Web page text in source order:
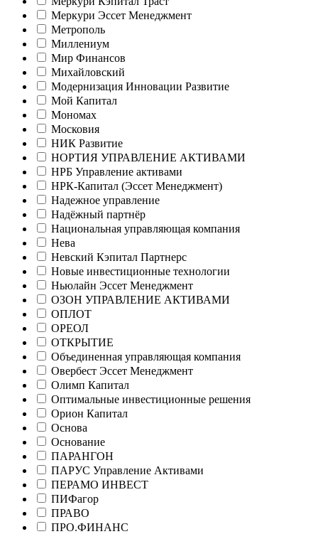
Меркури Эссет Менеджмент
Метрополь
Миллениум
Мир Финансов
Михайловский
Модернизация Инновации Развитие
Мой Капитал
Мономах
Московия
НИК Развитие
НОРТИЯ УПРАВЛЕНИЕ АКТИВАМИ
НРБ Управление активами
НРК-Капитал (Эссет Менеджмент)
Надежное управление
Надёжный партнёр
Национальная управляющая компания
Нева
Невский Кэпитал Партнерс
Новые инвестиционные технологии
Ньюлайн Эссет Менеджмент
ОЗОН УПРАВЛЕНИЕ АКТИВАМИ
ОПЛОТ
ОРЕОЛ
ОТКРЫТИЕ
Объединенная управляющая компания
Овербест Эссет Менеджмент
Олимп Капитал
Оптимальные инвестиционные решения
Орион Капитал
Основа
Основание
ПАРАНГОН
ПАРУС Управление Активами
ПЕРАМО ИНВЕСТ
ПИФагор
ПРАВО
ПРО.ФИНАНС